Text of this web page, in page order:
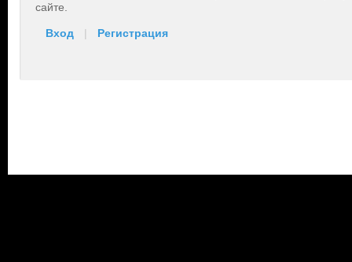
сайте.
Вход | Регистрация